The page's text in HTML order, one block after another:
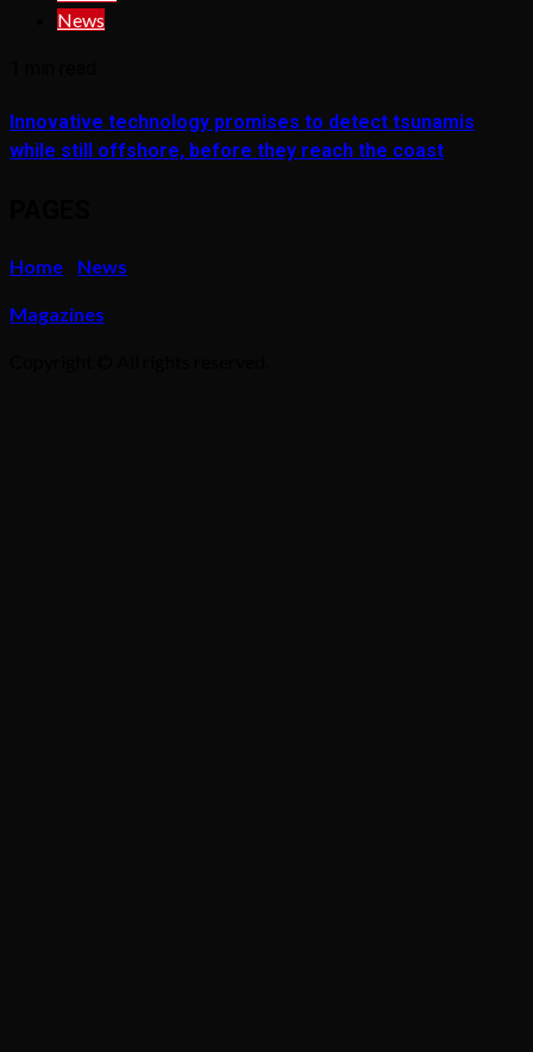
News
Innovative technology promises to detect tsunamis
while still offshore, before they reach the coast
Home News
Magazines